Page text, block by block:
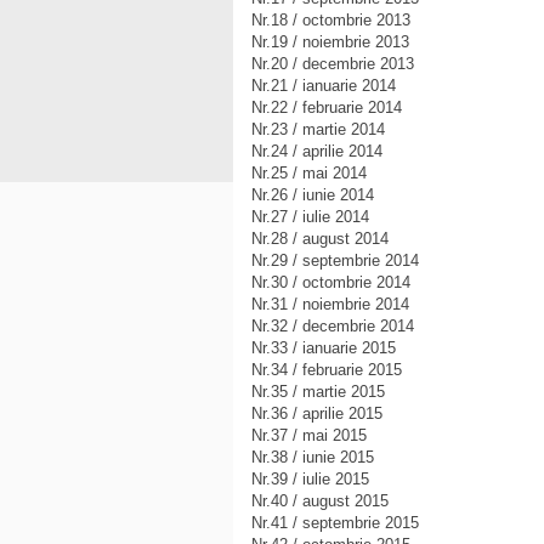
Nr.18 / octombrie 2013
Nr.19 / noiembrie 2013
Nr.20 / decembrie 2013
Nr.21 / ianuarie 2014
Nr.22 / februarie 2014
Nr.23 / martie 2014
Nr.24 / aprilie 2014
Nr.25 / mai 2014
Nr.26 / iunie 2014
Nr.27 / iulie 2014
Nr.28 / august 2014
Nr.29 / septembrie 2014
Nr.30 / octombrie 2014
Nr.31 / noiembrie 2014
Nr.32 / decembrie 2014
Nr.33 / ianuarie 2015
Nr.34 / februarie 2015
Nr.35 / martie 2015
Nr.36 / aprilie 2015
Nr.37 / mai 2015
Nr.38 / iunie 2015
Nr.39 / iulie 2015
Nr.40 / august 2015
Nr.41 / septembrie 2015